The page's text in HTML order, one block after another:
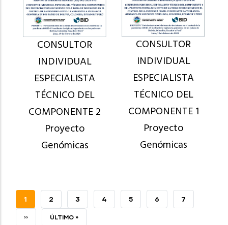
CONSULTOR
INDIVIDUAL
ESPECIALISTA
TÉCNICO DEL
COMPONENTE 2
Proyecto
Genómicas
CONSULTOR
INDIVIDUAL
ESPECIALISTA
TÉCNICO DEL
COMPONENTE 1
Proyecto
Genómicas
PÁGINA
ACTUAL
1 PAGE
2 PAGE
3 PAGE
4 PAGE
5 PAGE
6 PAGE
7
SIGUIENTE
›› ÚLTIMA
ÚLTIMO »